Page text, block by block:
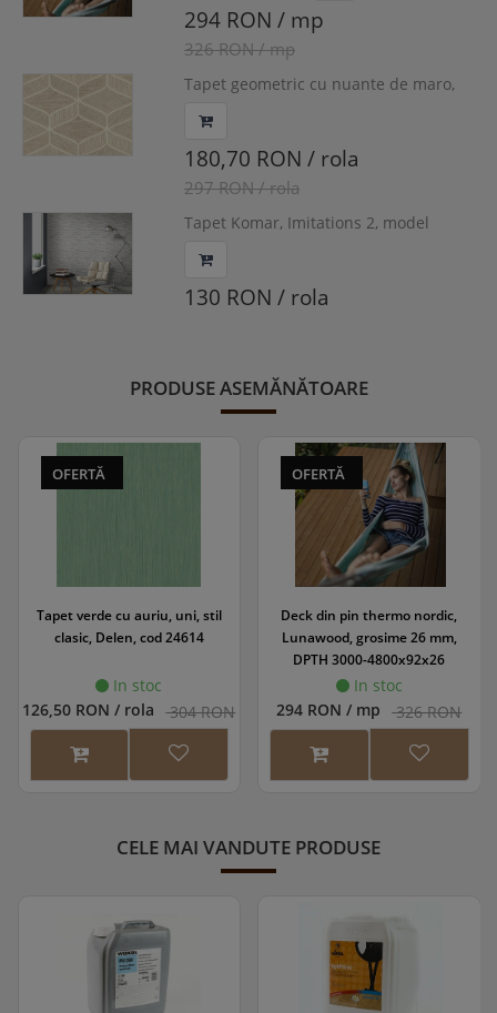
294 RON / mp
326 RON / mp
Tapet geometric cu nuante de maro,
180,70 RON / rola
297 RON / rola
Tapet Komar, Imitations 2, model
cod 10181-10, 0.53m x 10m, 50 mp/rola
130 RON / rola
PRODUSE ASEMĂNĂTOARE
OFERTĂ
Tapet verde cu auriu, uni, stil
clasic, Delen, cod 24614
In stoc
126,50 RON / rola 304 RON
OFERTĂ
Deck din pin thermo nordic,
Lunawood, grosime 26 mm,
DPTH 3000-4800x92x26
In stoc
294 RON / mp 326 RON
CELE MAI VANDUTE PRODUSE